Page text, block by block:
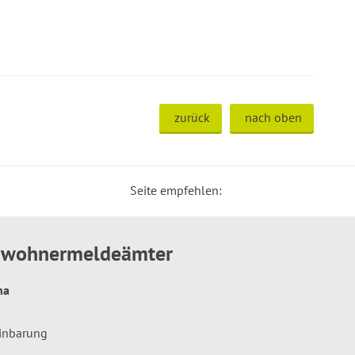
zurück nach oben
Seite empfehlen: